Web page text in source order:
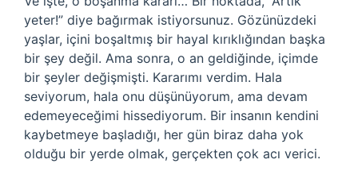
yeter!” diye bağırmak istiyorsunuz. Gözünüzdeki
yaşlar, içini boşaltmış bir hayal kırıklığından başka
bir şey değil. Ama sonra, o an geldiğinde, içimde
bir şeyler değişmişti. Kararımı verdim. Hala
seviyorum, hala onu düşünüyorum, ama devam
edemeyeceğimi hissediyorum. Bir insanın kendini
kaybetmeye başladığı, her gün biraz daha yok
olduğu bir yerde olmak, gerçekten çok acı verici.